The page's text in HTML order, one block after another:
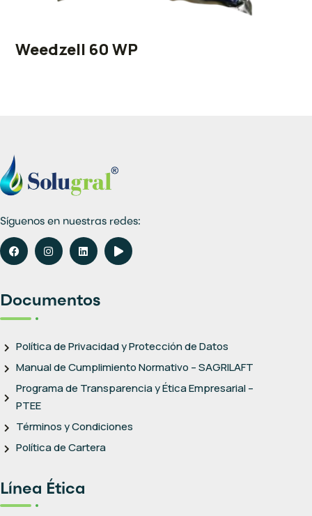
Weedzell 60 WP
Síguenos en nuestras redes:
Documentos
Política de Privacidad y Protección de Datos
Manual de Cumplimiento Normativo – SAGRILAFT
Programa de Transparencia y Ética Empresarial –
PTEE
Términos y Condiciones
Política de Cartera
Línea Ética